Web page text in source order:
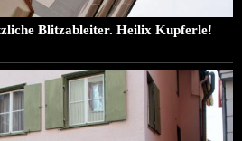
Blitzableiter. Heilix Kupferle!